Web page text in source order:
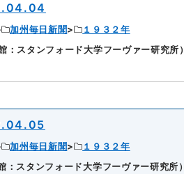
加州毎日新聞
１９３２年
スタンフォード大学フーヴァー研究所）
加州毎日新聞
１９３２年
スタンフォード大学フーヴァー研究所）